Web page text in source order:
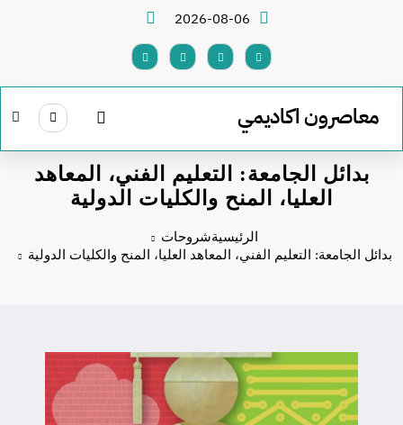
2026-08-06
معاصرون اكاديمي
بدائل الجامعة: التعليم الفني، المعاهد
العليا، المنح والكليات الدولية
الرئيسيةشروحات
بدائل الجامعة: التعليم الفني، المعاهد العليا، المنح والكليات الدولية